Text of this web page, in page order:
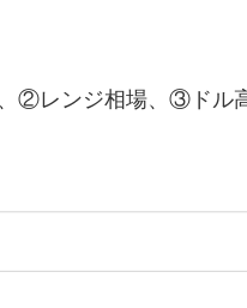
②レンジ相場、③ドル